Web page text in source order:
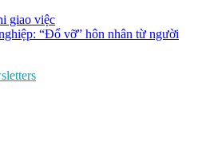
giao việc
“Đổ vỡ” hôn nhân từ người